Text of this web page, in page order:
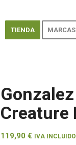
TIENDA MARCAS
Creature
119,90€ IVA INCLUIDO